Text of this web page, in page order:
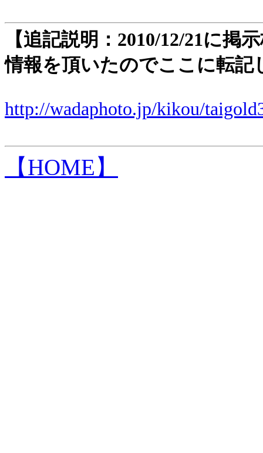
【追記説明：2010/12/21に
情報を頂いたのでここに転記
http://wadaphoto.jp/kikou/
【HOME】